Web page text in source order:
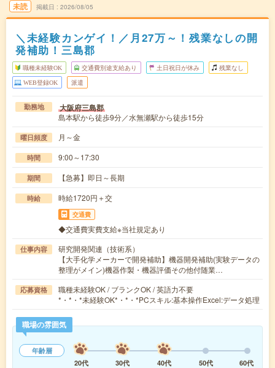
未読 掲載日 2026/08/05
＼未経験カンゲイ！／月27万～！残業なしの開
発補助！三島郡
職種未経験OK 交通費別途支給あり 土日祝日が休み 残業なし
WEB登録OK 派遣
勤務地 大阪府三島郡
島本駅から徒歩9分／水無瀬駅から徒歩15分
曜日頻度 月～金
時間 9:00～17:30
期間 【急募】即日～長期
時給 時給1720円＋交
交通費
◆交通費実費支給※当社規定あり
仕事内容
研究開発関連（技術系）
【大手化学メーカーで開発補助】機器開発補助(実験データの
整理がメイン)機器作製・機器評価その他付随業…
応募資格
職種未経験OK / ブランクOK / 英語力不要
*・*・*未経験OK*・*・*PCスキル:基本操作Excel:データ処理
職場の雰囲気
年齢層
20代
30代 40代 50代
60代